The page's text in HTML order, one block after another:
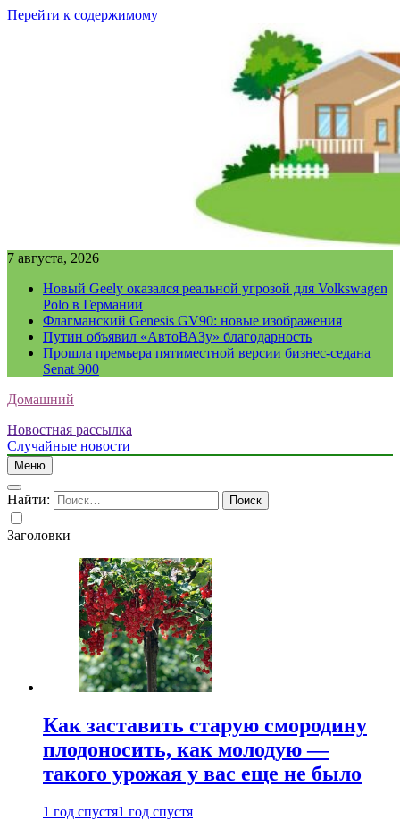
Перейти к содержимому
7 августа, 2026
Новый Geely оказался реальной угрозой для Volkswagen
Polo в Германии
Флагманский Genesis GV90: новые изображения
Путин объявил «АвтоВАЗу» благодарность
Прошла премьера пятиместной версии бизнес-седана
Senat 900
Домашний
Новостная рассылка
Случайные новости
Меню
Найти:
Заголовки
Как заставить старую смородину
плодоносить, как молодую —
такого урожая у вас еще не было
1 год спустя1 год спустя